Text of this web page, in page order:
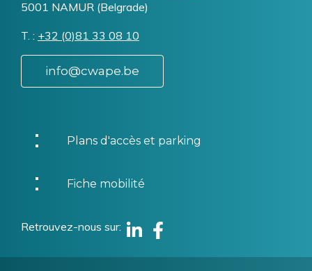
5001 NAMUR (Belgrade)
T. Téléphone
+32 (0)81 33 08 10
info@cwape.be
Plans d'accès et parking
Fiche mobilité
Retrouvez-nous sur
Linkedin
Facebook